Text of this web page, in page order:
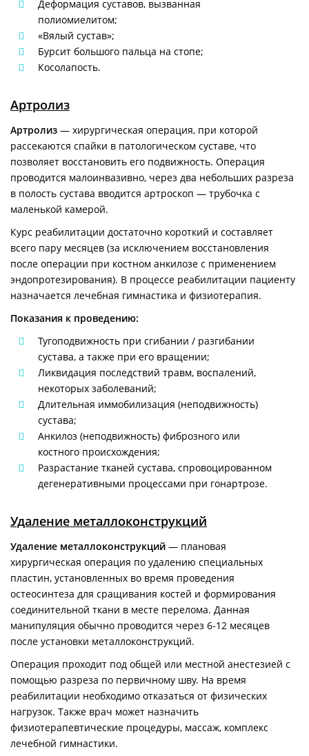
Деформация суставов, вызванная
полиомиелитом;
«Вялый сустав»;
Бурсит большого пальца на стопе;
Косолапость.
Артролиз
Артролиз — хирургическая операция, при которой
рассекаются спайки в патологическом суставе, что
позволяет восстановить его подвижность. Операция
проводится малоинвазивно, через два небольших разреза
в полость сустава вводится артроскоп — трубочка с
маленькой камерой.
Курс реабилитации достаточно короткий и составляет
всего пару месяцев (за исключением восстановления
после операции при костном анкилозе с применением
эндопротезирования). В процессе реабилитации пациенту
назначается лечебная гимнастика и физиотерапия.
Показания к проведению:
Тугоподвижность при сгибании / разгибании
сустава, а также при его вращении;
Ликвидация последствий травм, воспалений,
некоторых заболеваний;
Длительная иммобилизация (неподвижность)
сустава;
Анкилоз (неподвижность) фиброзного или
костного происхождения;
Разрастание тканей сустава, спровоцированном
дегенеративными процессами при гонартрозе.
Удаление металлоконструкций
Удаление металлоконструкций — плановая
хирургическая операция по удалению специальных
пластин, установленных во время проведения
остеосинтеза для сращивания костей и формирования
соединительной ткани в месте перелома. Данная
манипуляция обычно проводится через 6-12 месяцев
после установки металлоконструкций.
Операция проходит под общей или местной анестезией с
помощью разреза по первичному шву. На время
реабилитации необходимо отказаться от физических
нагрузок. Также врач может назначить
физиотерапевтические процедуры, массаж, комплекс
лечебной гимнастики.